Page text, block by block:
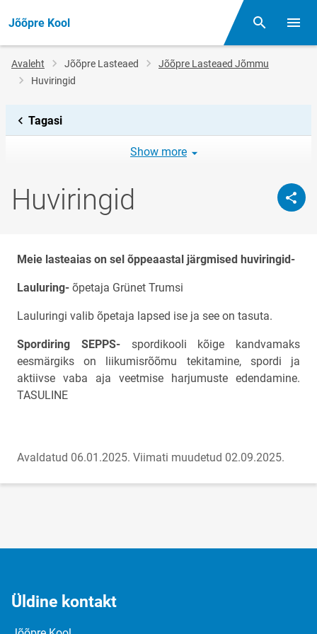
Jõõpre Kool Otsing
Jälglink
Avaleht Jõõpre Lasteaed
Jõõpre Lasteaed Jõmmu
Huviringid
Huviringid
Tagasi
Show more
Meie lasteaias on sel õppeaastal järgmised huviringid-
Lauluring- õpetaja Grünet Trumsi
Lauluringi valib õpetaja lapsed ise ja see on tasuta.
Spordiring SEPPS- spordikooli kõige kandvamaks
eesmärgiks on liikumisrõõmu tekitamine, spordi ja
aktiivse vaba aja veetmise harjumuste edendamine.
TASULINE
Avaldatud 06.01.2025. Viimati muudetud 02.09.2025.
Üldine kontakt